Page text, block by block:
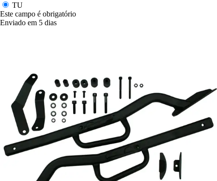
TU
Este campo é obrigatório
Enviado em 5 dias